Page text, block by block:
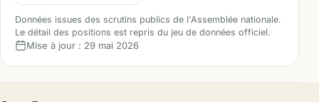
Données issues des scrutins publics de l'Assemblée nationale.
Le détail des positions est repris du jeu de données officiel.
Mise à jour : 29 mai 2026